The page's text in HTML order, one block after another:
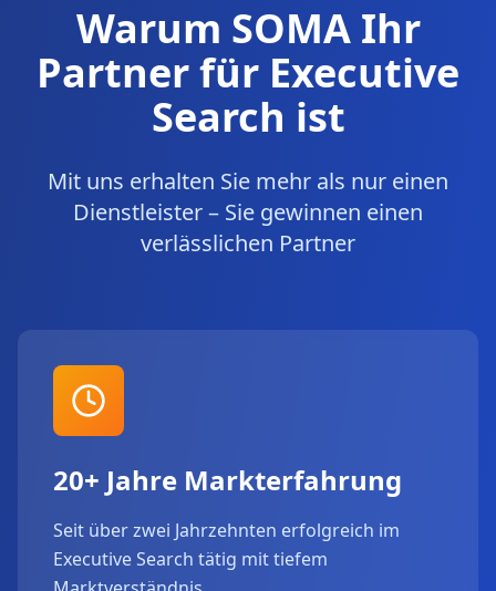
Warum SOMA Ihr
Partner für Executive
Search ist
Mit uns erhalten Sie mehr als nur einen
Dienstleister – Sie gewinnen einen
verlässlichen Partner
20+ Jahre Markterfahrung
Seit über zwei Jahrzehnten erfolgreich im
Executive Search tätig mit tiefem